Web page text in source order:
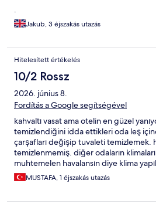
.
Jakub, 3 éjszakás utazás
Hitelesített értékelés
10/2 Rossz
2026. június 8.
Fordítás a Google segítségével
kahvaltı vasat ama otelin en güzel
temizlendiğini idda ettikleri oda leş
çarşafları değişip tuvaleti temizlemek.
temizlenmemiş. diğer odaların
muhtemelen havalansın diye klima
bizdik 1MUSTAFA, 1 éjszakás utazás